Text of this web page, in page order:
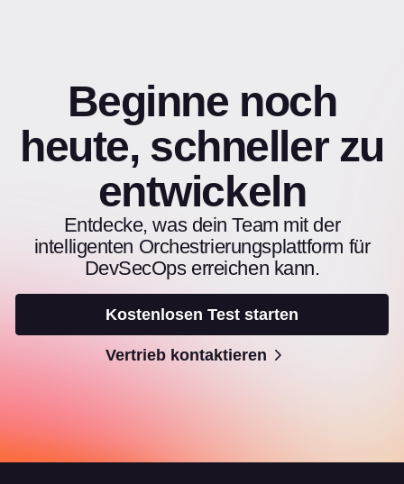
Beginne noch
heute, schneller zu
entwickeln
Entdecke, was dein Team mit der
intelligenten Orchestrierungsplattform für
DevSecOps erreichen kann.
Kostenlosen Test starten
Vertrieb kontaktieren